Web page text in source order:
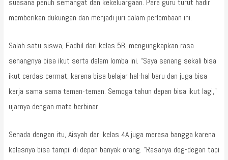
memberikan dukungan dan menjadi juri dalam perlombaan ini.
Salah satu siswa, Fadhil dari kelas 5B, mengungkapkan rasa
senangnya bisa ikut serta dalam lomba ini. “Saya senang sekali bisa
ikut cerdas cermat, karena bisa belajar hal-hal baru dan juga bisa
kerja sama sama teman-teman. Semoga tahun depan bisa ikut lagi,”
ujarnya dengan mata berbinar.
Senada dengan itu, Aisyah dari kelas 4A juga merasa bangga karena
kelasnya bisa tampil di depan banyak orang. “Rasanya deg-degan tapi